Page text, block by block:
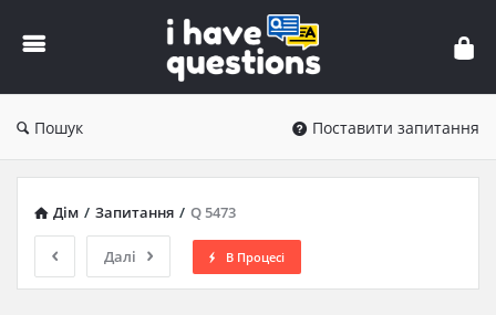
iHaveQuestions
Пошук Поставити запитання
Дім / Запитання / Q 5473
Далі В Процесі